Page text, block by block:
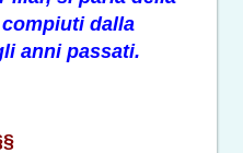
dalla
anni passati.